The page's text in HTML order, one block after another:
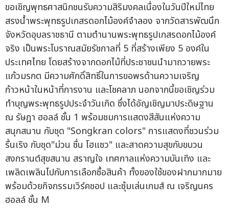
ขอเชิญพุทธศาสนิกชนรับความสิริมงคลเนื่องในวันปีใหม่ไทย
สรงน้ำพระพุทธรูปเกสรดอกไม้องค์จำลอง จากวัดสารพัฒนึก
จังหวัดอุบลราชธานี ตามตำนานพระพุทธรูปเกสรดอกไม้องค์
จริง เป็นพระโบราณสมัยรัชกาลที่ 5 ที่สร้างเพียง 5 องค์ใน
ประเทศไทย โดยสร้างจากดอกไม้ที่ประชาชนนำมาถวายพระ
แก้วมรกต มีความศักดิ์สิทธิ์ในการขอพรด้านความเจริญ
ก้าวหน้าในหน้าที่การงาน และโชคลาภ นอกจากนี้ขอเชิญร่วม
ทำบุญพระพุทธรูปประจำวันเกิด ซึ่งได้อัญเชิญมาประดิษฐาน
ณ รัษฎา ฮอลล์ ชั้น 1 พร้อมชมการแสดงสีสันแห่งความ
สนุกสนาน กับชุด "Songkran colors" การแสดงที่ชวนร่วม
รื่นเริง กับชุด"ม่วน ซื่น โฮแซว" และสาดความสุขกับขบวน
สงกรานต์สุขสนาน สราญใจ เทศกาลแห่งความบันเทิง และ
เพลิดเพลินไปกับการเลือกซื้อสินค้า ทั้งของใช้ของฝากมากมาย
พร้อมด้วยกิจกรรมเวิร์คชอป และซุ้มเล่นเกมส์ ณ เจริญนคร
ฮอลล์ ชั้น M